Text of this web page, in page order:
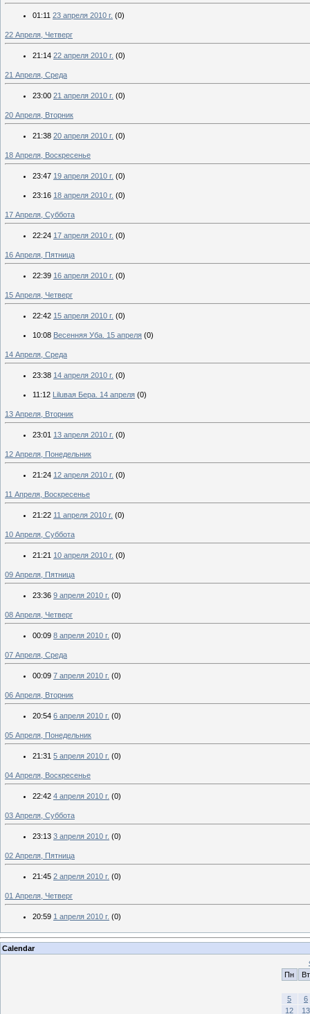
01:11 23 апреля 2010 г. (0)
22 Апреля, Четверг
21:14 22 апреля 2010 г. (0)
21 Апреля, Среда
23:00 21 апреля 2010 г. (0)
20 Апреля, Вторник
21:38 20 апреля 2010 г. (0)
18 Апреля, Воскресенье
23:47 19 апреля 2010 г. (0)
23:16 18 апреля 2010 г. (0)
17 Апреля, Суббота
22:24 17 апреля 2010 г. (0)
16 Апреля, Пятница
22:39 16 апреля 2010 г. (0)
15 Апреля, Четверг
22:42 15 апреля 2010 г. (0)
10:08 Весенняя Уба. 15 апреля (0)
14 Апреля, Среда
23:38 14 апреля 2010 г. (0)
11:12 Liluвая Бера. 14 апреля (0)
13 Апреля, Вторник
23:01 13 апреля 2010 г. (0)
12 Апреля, Понедельник
21:24 12 апреля 2010 г. (0)
11 Апреля, Воскресенье
21:22 11 апреля 2010 г. (0)
10 Апреля, Суббота
21:21 10 апреля 2010 г. (0)
09 Апреля, Пятница
23:36 9 апреля 2010 г. (0)
08 Апреля, Четверг
00:09 8 апреля 2010 г. (0)
07 Апреля, Среда
00:09 7 апреля 2010 г. (0)
06 Апреля, Вторник
20:54 6 апреля 2010 г. (0)
05 Апреля, Понедельник
21:31 5 апреля 2010 г. (0)
04 Апреля, Воскресенье
22:42 4 апреля 2010 г. (0)
03 Апреля, Суббота
23:13 3 апреля 2010 г. (0)
02 Апреля, Пятница
21:45 2 апреля 2010 г. (0)
01 Апреля, Четверг
20:59 1 апреля 2010 г. (0)
Calendar
Пн
Вт
5
6
12
13